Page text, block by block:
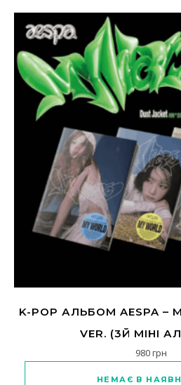
K-POP АЛЬБОМ AESPA –
VER. (3Й МІНІ
980грн
НЕМАЄ В